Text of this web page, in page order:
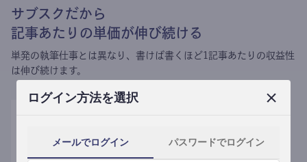
ログイン方法を選択
メールでログイン パスワードでログイン
サブスクだから
記事あたりの単価が伸び続ける
単発の執筆仕事とは異なり、 書けば書くほど1記事あたりの収益性
は伸び続けます。